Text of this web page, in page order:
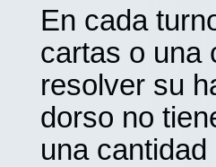
En cada
cartas o una
resolver su
dorso no
una